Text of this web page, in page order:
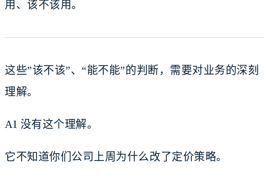
用、该不该用。
这些”该不该”、“能不能”的判断，需要对业务的深刻
理解。
AI 没有这个理解。
它不知道你们公司上周为什么改了定价策略。